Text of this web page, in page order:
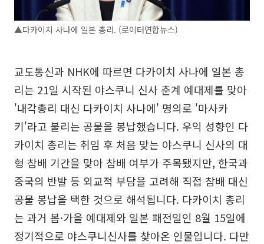
▲다카이치 사나에 일본 총리. (로이터연합뉴스)
교도통신과 NHK에 따르면 다카이치 사나에 일본 총
리는 21일 시작된 야스쿠니 신사 춘계 예대제를 맞아
'내각총리 대신 다카이치 사나에' 명의로 '마사카
키'라고 불리는 공물을 봉납했습니다. 우익 성향인 다
카이치 총리는 취임 후 처음 맞는 야스쿠니 신사의 대
형 참배 기간을 맞아 참배 여부가 주목됐지만, 한국과
중국의 반발 등 외교적 부담을 고려해 직접 참배 대신
공물 봉납을 택한 것으로 해석됩니다. 다카이치 총리
는 과거 봄·가을 예대제와 일본 패전일인 8월 15일에
정기적으로 야스쿠니신사를 찾아온 인물입니다. 다만